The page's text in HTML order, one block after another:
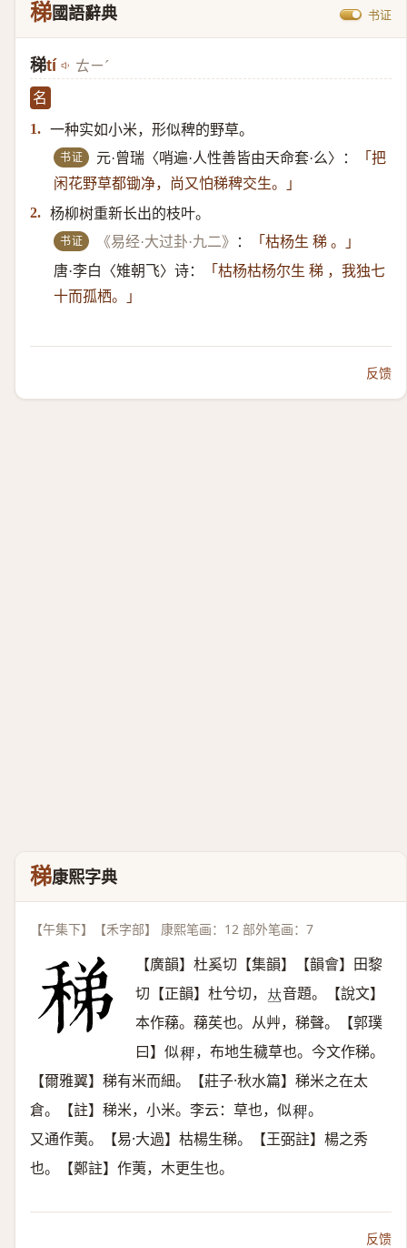
稊國語辭典 书证
稊tí ㄊㄧˊ
名
1. 一种实如小米，形似稗的野草。
书证 元·曾瑞〈哨遍·人性善皆由天命套·么〉：
「把
闲花野草都锄净，尚又怕稊稗交生。」
2. 杨柳树重新长出的枝叶。
书证 《易经·大过卦·九二》 ：
「枯杨生 稊 。」
唐·李白〈雉朝飞〉诗：
「枯杨枯杨尔生 稊 ，我独七
十而孤栖。」
反馈
稊康熙字典
【午集下】【禾字部】 康熙笔画：12 部外笔画：7
【廣韻】杜奚切【集韻】【韻會】田黎
切【正韻】杜兮切， 𠀤音題。【說文】
本作蕛。蕛苵也。从艸，稊聲。【郭璞
曰】似𥟑 ，布地生穢草也。今文作稊。
【爾雅翼】稊有米而細。【莊子·秋水篇】稊米之在太
倉。【註】稊米，小米。李云：草也，似𥟑 。
又通作荑。【易·大過】枯楊生稊。【王弼註】楊之秀
也。【鄭註】作荑，木更生也。
反馈